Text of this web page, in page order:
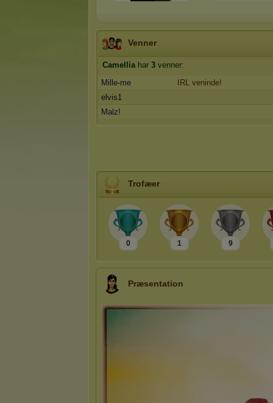
Venner
Camelliahar 3 venner:
Mille-me
IRL veninde!
elvis1
Malz!
Trofæer
0 1 9
Præsentation